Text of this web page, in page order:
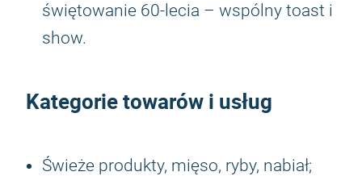
świętowanie 60-lecia – wspólny toast i
show.
Kategorie towarów i usług
Świeże produkty, mięso, ryby, nabiał;